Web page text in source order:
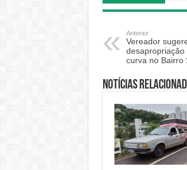
Anterior
Vereador
curva no Bairro
Notícias